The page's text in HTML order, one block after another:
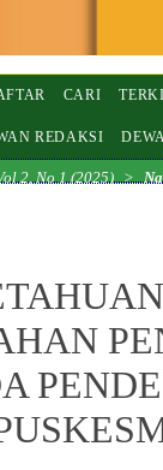
CARI
REDAKSI
2, No 1 (2025) >